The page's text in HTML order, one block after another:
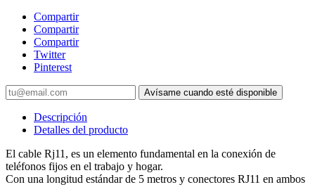
Compartir
Compartir
Compartir
Twitter
Pinterest
Avísame cuando esté disponible
Descripción
Detalles del producto
El cable Rj11, es un elemento fundamental en la conexión de
teléfonos fijos en el trabajo y hogar.
Con una longitud estándar de 5 metros y conectores RJ11 en ambos